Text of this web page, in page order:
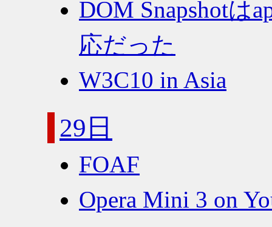
DOM Snapshotは
応だった
W3C10 in Asia
29日
FOAF
Opera Mini 3 on